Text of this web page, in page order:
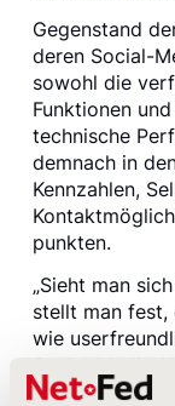
Gegenstand
deren Social-
sowohl die
Funktionen
technische
demnach in
Kennzahlen,
punkten.
„Sieht man
stellt man fest,
wie
Social-Media-